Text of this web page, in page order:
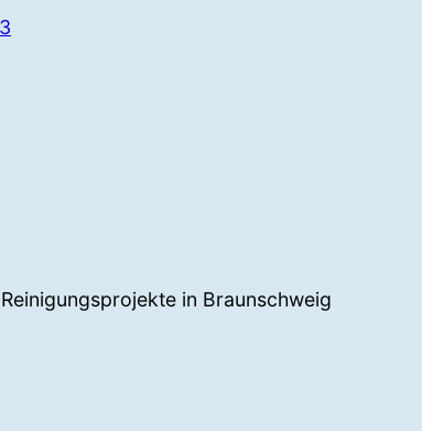
in Braunschweig